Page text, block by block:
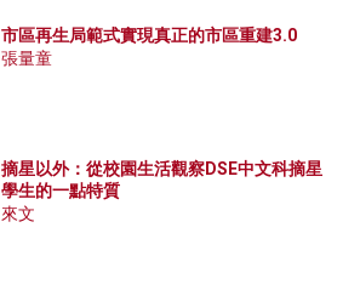
市區再生局範式實現真正的市區重建3.0
張量童
摘星以外：從校園生活觀察DSE中文科摘星
學生的一點特質
來文